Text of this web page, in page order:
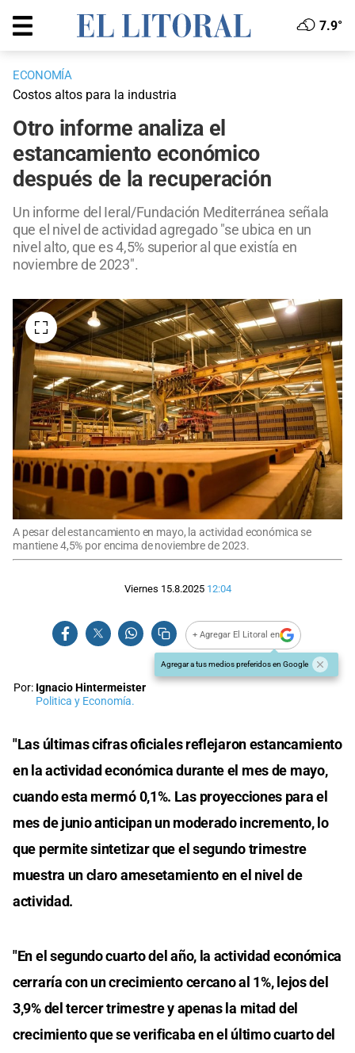
7.9°
ECONOMÍA
Costos altos para la industria
Otro informe analiza el
estancamiento económico
después de la recuperación
Un informe del Ieral/Fundación Mediterránea señala
que el nivel de actividad agregado "se ubica en un
nivel alto, que es 4,5% superior al que existía en
noviembre de 2023".
A pesar del estancamiento en mayo, la actividad económica se
mantiene 4,5% por encima de noviembre de 2023.
Viernes 15.8.2025 12:04
+ Agregar El Litoral en
Agregar a tus medios preferidos en Google
Por: Ignacio Hintermeister
Politica y Economía.
"Las últimas cifras oficiales reflejaron estancamiento
en la actividad económica durante el mes de mayo,
cuando esta mermó 0,1%. Las proyecciones para el
mes de junio anticipan un moderado incremento, lo
que permite sintetizar que el segundo trimestre
muestra un claro amesetamiento en el nivel de
actividad.
"En el segundo cuarto del año, la actividad económica
cerraría con un crecimiento cercano al 1%, lejos del
3,9% del tercer trimestre y apenas la mitad del
crecimiento que se verificaba en el último cuarto del